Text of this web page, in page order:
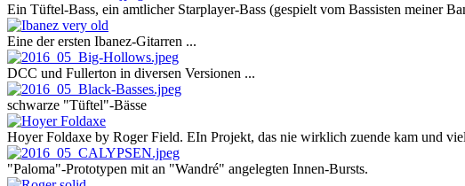
Ein Tüftel-Bass, ein amtlicher Starplayer-Bass (gespielt vom Bassisten meiner
Eine der ersten Ibanez-Gitarren ...
DCC und Fullerton in diversen Versionen ...
schwarze "Tüftel"-Bässe
Hoyer Foldaxe by Roger Field. EIn Projekt, das nie wirklich zuende kam und
"Paloma"-Prototypen mit an "Wandré" angelegten Innen-Bursts.